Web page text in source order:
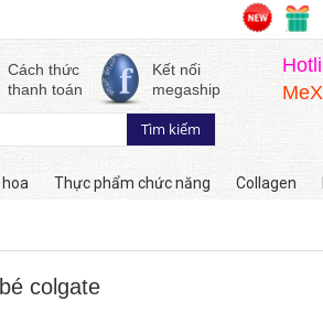
Cách thức
thanh toán
Kết nối
megaship
hoa Thực phẩm chức năng Collagen
colgate